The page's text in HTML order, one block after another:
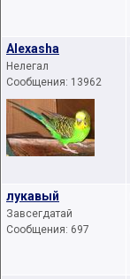
Alexasha
Нелегал
Сообщения: 13962
лукавый
Завсегдатай
Сообщения: 697